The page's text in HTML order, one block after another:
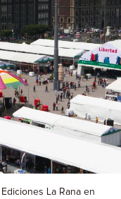
Ediciones La Rana en